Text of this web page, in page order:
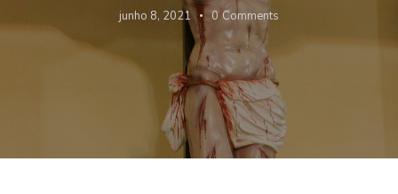
junho 8, 2021 0 Comments